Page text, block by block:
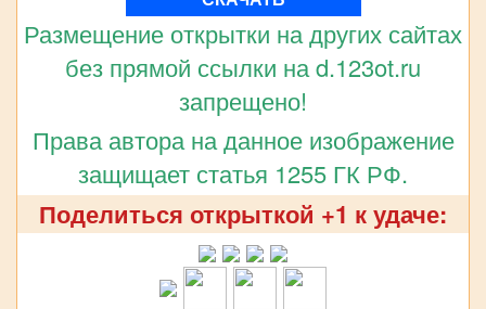
Размещение открытки на других сайтах
без прямой ссылки на d.123ot.ru
запрещено!
Права автора на данное изображение
защищает статья 1255 ГК РФ.
Поделиться открыткой +1 к удаче: